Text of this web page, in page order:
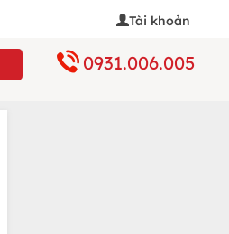
Tài khoản
0931.006.005